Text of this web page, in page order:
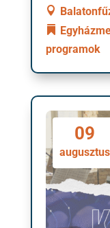
programok
09
augusztus